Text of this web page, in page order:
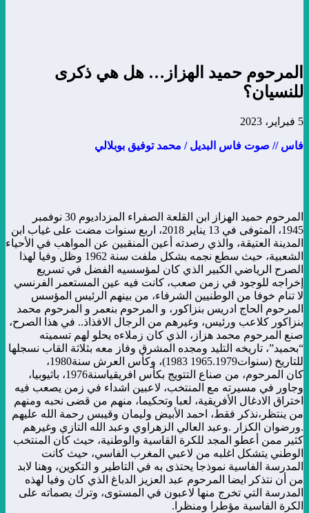
المرحوم حميد الهزاز… هل هي ذكرى
للنسيان؟
5 فبراير، 2023
فاس // صوت فاس البديل / محمد توفيق بوبلالي
المرحوم حميد الهزاز ابن القلعة الصفراء المزداديوم 30 نوفمبر
1945، المتوفى في 13 يناير 2018، اربع سنوات مضت على غياب ابن
المدينة العتيقة، والذي رصدته أعين المنقبين عن المواهب في الأحياء
الشعبية، حيث سطع نجمه بشكل ملفت سنة 1962 وظل وفيا لهذا
الصرح الرياضي الكبير الذي كان لمؤسسيه الفضل في تسريع
إخراجه للوجود في زمن صعب، كانت فيه عين المستعمر الفرنسي
لا تنام خوفا من الوطنيين الشرفاء، من بينهم الرئيس المؤسس
المرحوم الحاج ادريس بنزاكور، و المرحوم بنعمر و المرحوم محمد
بنزاكور كلاعب ورئيس، وغيرهم من الرجال الافذاذ.. في هذا الصرح،
صنع المرحوم محمد هزاز، الذي كان زملاءه يحلو لهم تسميته
“بحميد”، تاريخه التليد ومجده المشرق وفاز معه بثلاثة القاب نسجلها
للتاريخ (سنوات1965.1979 1983)، وكأس العرش سنة1980،
كان المرحوم، من صناع التتويج بكأس افريقياسنة1976، باثيوبيا،
وجاور في مسيرته مع المنتخب، لاعبين اشداء في زمن يصعب فيه
اختراق الادغال الأفريقية، لعبا وتحكيما، منهم من قضى نحبه ومنهم
من ينتظر،نذكر فقط، احمد الأبيض وليمان وقيبس رحمة الله عليهم
.ورضوان الكزار .وعبد العالي الزهراوي وعبد الله التازي وغيرهم
كثير ممن أعطو المجد للكرة القاسية والوطنية، حيث كان المنتخب
الوطني يتشكل اغلبه من لاعبي المغرب الفاسي، حيث كانت
المدرسة الفاسية نموذجا يحتذى به في التاطير و التكوين، وهنا لابد
من أن نتذكر ايضا المرحوم عبد العزيز الدباغ الذي كان وفيا لهذه
المدرسة التي تخرج منها لاعبون في المستوى، وترك بصماته على
الكرة الفاسية مؤطرا ومنظرا.